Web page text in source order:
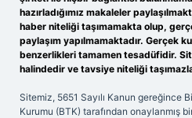
hazırladığımız makaleler
haber niteliği taşımamakta olup,
paylaşım yapılmamaktadır. Gerçek
benzerlikleri tamamen tesadüfidir.
halindedir ve tavsiye niteliği
Sitemiz, 5651 Sayılı Kanun gereğince
Kurumu (BTK) tarafından onaylanmış